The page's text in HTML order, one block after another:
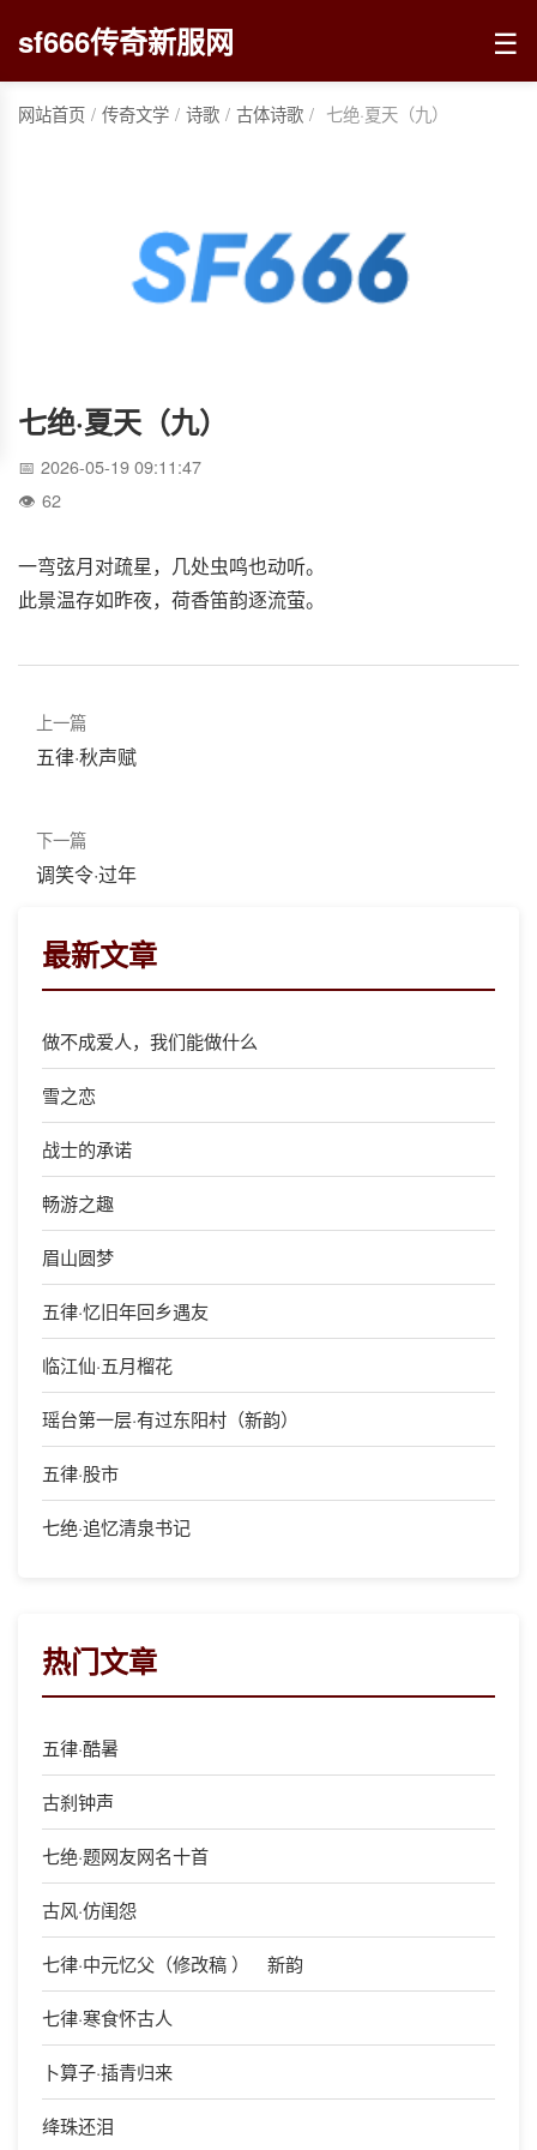
sf666传奇新服网 ☰
网站首页 / 传奇文学 / 诗歌 / 古体诗歌 / 七绝·夏天（九）
七绝·夏天（九）
2026-05-19 09:11:47
62
一弯弦月对疏星，几处虫鸣也动听。
此景温存如昨夜，荷香笛韵逐流萤。
上一篇
五律·秋声赋
下一篇
调笑令·过年
最新文章
做不成爱人，我们能做什么
雪之恋
战士的承诺
畅游之趣
眉山圆梦
五律·忆旧年回乡遇友
临江仙·五月榴花
瑶台第一层·有过东阳村（新韵）
五律·股市
七绝·追忆清泉书记
热门文章
五律·酷暑
古刹钟声
七绝·题网友网名十首
古风·仿闺怨
七律·中元忆父（修改稿 ） 新韵
七律·寒食怀古人
卜算子·插青归来
绛珠还泪